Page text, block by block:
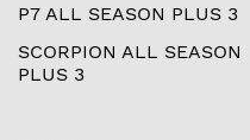
P7 ALL SEASON PLUS 3
SCORPION ALL SEASON
PLUS 3